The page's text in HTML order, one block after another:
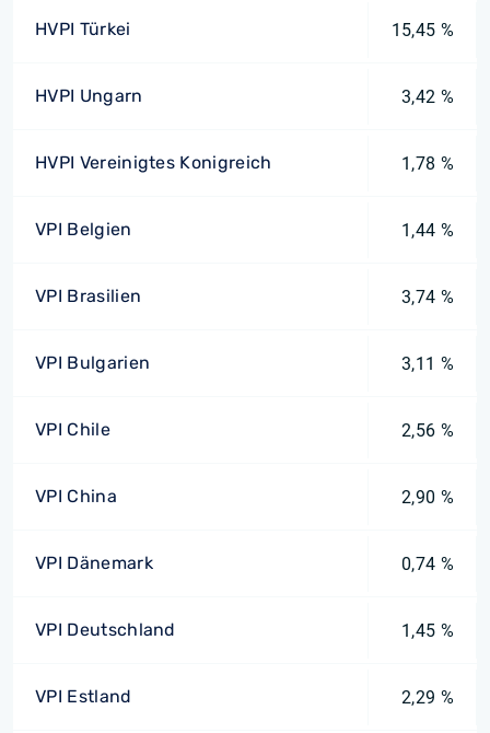
HVPI Türkei 15,45 %
HVPI Ungarn 3,42 %
HVPI Vereinigtes Konigreich 1,78 %
VPI Belgien 1,44 %
VPI Brasilien 3,74 %
VPI Bulgarien 3,11 %
VPI Chile 2,56 %
VPI China 2,90 %
VPI Dänemark 0,74 %
VPI Deutschland 1,45 %
VPI Estland 2,29 %